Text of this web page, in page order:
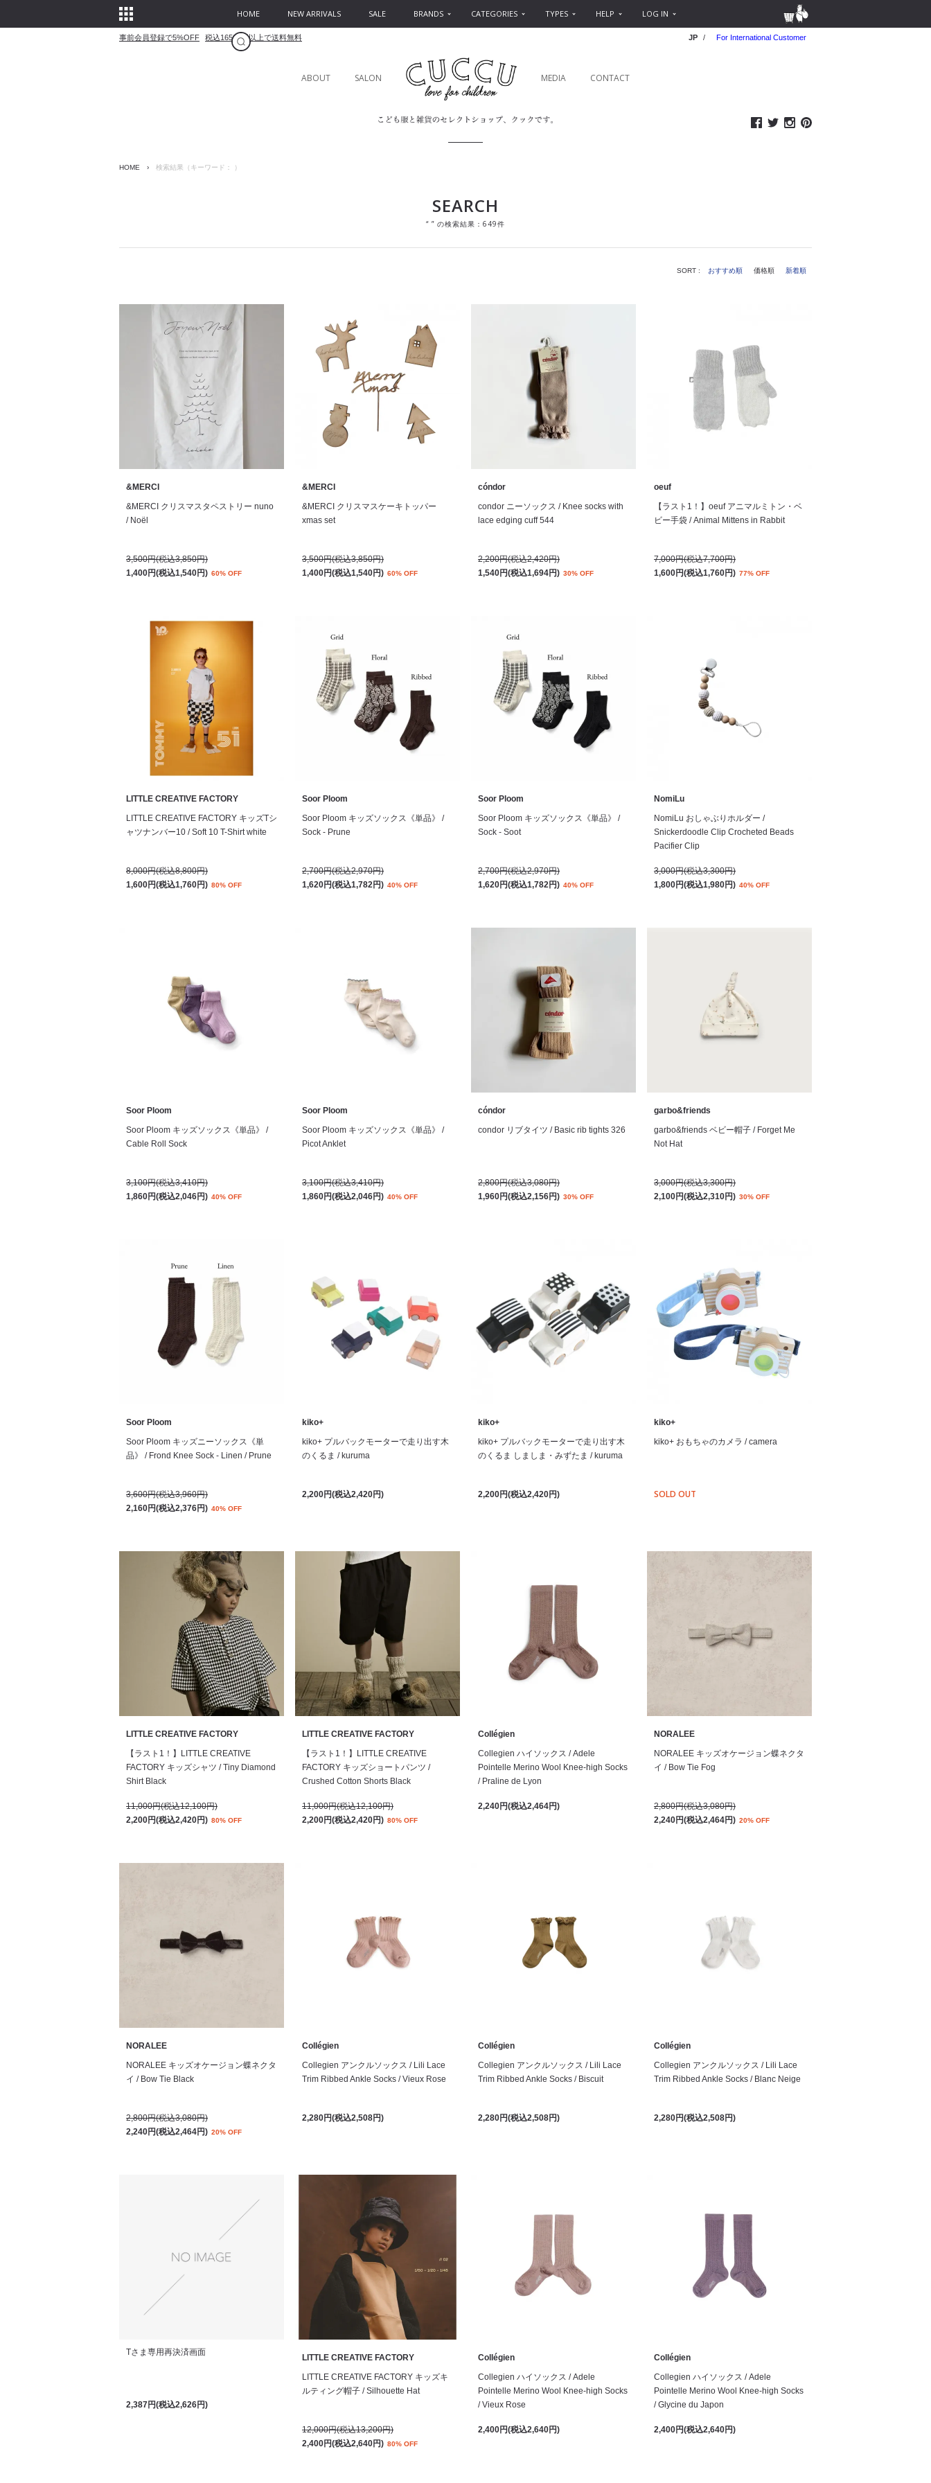
HOME NEW ARRIVALS SALE BRANDS CATEGORIES TYPES HELP LOG IN
事前会員登録で5%OFF 税込16500円以上で送料無料 JP / For International Customer
ABOUT SALON MEDIA CONTACT
HOME › 検索結果（キーワード： ）
SEARCH
“ ” の検索結果：649件
SORT : おすすめ順 価格順 新着順
&MERCI
&MERCI クリスマスタペストリー nuno
/ Noël
3,500円(税込3,850円)
1,400円(税込1,540円) 60% OFF
&MERCI
&MERCI クリスマスケーキトッパー
xmas set
3,500円(税込3,850円)
1,400円(税込1,540円) 60% OFF
cóndor
condor ニーソックス / Knee socks with
lace edging cuff 544
2,200円(税込2,420円)
1,540円(税込1,694円) 30% OFF
oeuf
【ラスト1！】oeuf アニマルミトン・ベ
ビー手袋 / Animal Mittens in Rabbit
7,000円(税込7,700円)
1,600円(税込1,760円) 77% OFF
LITTLE CREATIVE FACTORY
LITTLE CREATIVE FACTORY キッズTシ
ャツナンバー10 / Soft 10 T-Shirt white
8,000円(税込8,800円)
1,600円(税込1,760円) 80% OFF
Soor Ploom
Soor Ploom キッズソックス《単品》 /
Sock - Prune
2,700円(税込2,970円)
1,620円(税込1,782円) 40% OFF
Soor Ploom
Soor Ploom キッズソックス《単品》 /
Sock - Soot
2,700円(税込2,970円)
1,620円(税込1,782円) 40% OFF
NomiLu
NomiLu おしゃぶりホルダー /
Snickerdoodle Clip Crocheted Beads
Pacifier Clip
3,000円(税込3,300円)
1,800円(税込1,980円) 40% OFF
Soor Ploom
Soor Ploom キッズソックス《単品》 /
Cable Roll Sock
3,100円(税込3,410円)
1,860円(税込2,046円) 40% OFF
Soor Ploom
Soor Ploom キッズソックス《単品》 /
Picot Anklet
3,100円(税込3,410円)
1,860円(税込2,046円) 40% OFF
cóndor
condor リブタイツ / Basic rib tights 326
2,800円(税込3,080円)
1,960円(税込2,156円) 30% OFF
garbo&friends
garbo&friends ベビー帽子 / Forget Me
Not Hat
3,000円(税込3,300円)
2,100円(税込2,310円) 30% OFF
Soor Ploom
Soor Ploom キッズニーソックス《単
品》 / Frond Knee Sock - Linen / Prune
3,600円(税込3,960円)
2,160円(税込2,376円) 40% OFF
kiko+
kiko+ プルバックモーターで走り出す木
のくるま / kuruma
2,200円(税込2,420円)
kiko+
kiko+ プルバックモーターで走り出す木
のくるま しましま・みずたま / kuruma
2,200円(税込2,420円)
kiko+
kiko+ おもちゃのカメラ / camera
SOLD OUT
LITTLE CREATIVE FACTORY
【ラスト1！】LITTLE CREATIVE
FACTORY キッズシャツ / Tiny Diamond
Shirt Black
11,000円(税込12,100円)
2,200円(税込2,420円) 80% OFF
LITTLE CREATIVE FACTORY
【ラスト1！】LITTLE CREATIVE
FACTORY キッズショートパンツ /
Crushed Cotton Shorts Black
11,000円(税込12,100円)
2,200円(税込2,420円) 80% OFF
Collégien
Collegien ハイソックス / Adele
Pointelle Merino Wool Knee-high Socks
/ Praline de Lyon
2,240円(税込2,464円)
NORALEE
NORALEE キッズオケージョン蝶ネクタ
イ / Bow Tie Fog
2,800円(税込3,080円)
2,240円(税込2,464円) 20% OFF
NORALEE
NORALEE キッズオケージョン蝶ネクタ
イ / Bow Tie Black
2,800円(税込3,080円)
2,240円(税込2,464円) 20% OFF
Collégien
Collegien アンクルソックス / Lili Lace
Trim Ribbed Ankle Socks / Vieux Rose
2,280円(税込2,508円)
Collégien
Collegien アンクルソックス / Lili Lace
Trim Ribbed Ankle Socks / Biscuit
2,280円(税込2,508円)
Collégien
Collegien アンクルソックス / Lili Lace
Trim Ribbed Ankle Socks / Blanc Neige
2,280円(税込2,508円)
Tさま専用再決済画面
2,387円(税込2,626円)
LITTLE CREATIVE FACTORY
LITTLE CREATIVE FACTORY キッズキ
ルティング帽子 / Silhouette Hat
12,000円(税込13,200円)
2,400円(税込2,640円) 80% OFF
Collégien
Collegien ハイソックス / Adele
Pointelle Merino Wool Knee-high Socks
/ Vieux Rose
2,400円(税込2,640円)
Collégien
Collegien ハイソックス / Adele
Pointelle Merino Wool Knee-high Socks
/ Glycine du Japon
2,400円(税込2,640円)